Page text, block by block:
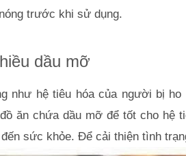
trước khi sử dụng.
dầu mỡ
như hệ tiêu hóa của người bị
ăn chứa dầu mỡ để tốt cho hệ
sức khỏe. Để cải thiện tình